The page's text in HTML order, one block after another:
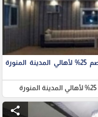
بيوت شعر المدينة| بيت شعر ملكي خصم 25% لأهالي المدينة المنورة
share